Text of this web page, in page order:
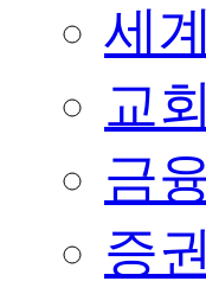
세
교
금
증권